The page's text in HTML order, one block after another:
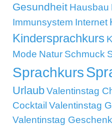
Gesundheit Hausbau
Immunsystem Internet
Kindersprachkurs
Mode Natur Schmuck
Sprachkurs
UrlaubValentinstag
Cocktail Valentinstag
Valentinstag